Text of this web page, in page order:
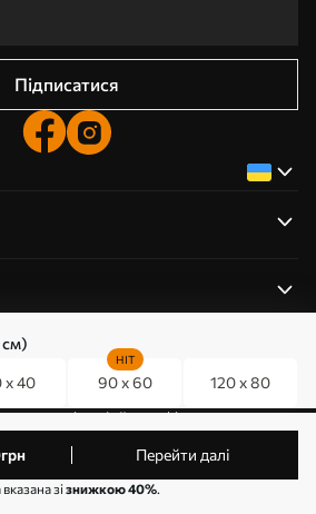
см)
x 40 90 x 60
HIT
120 x 80
грн Перейти далі
вказана зізнижкою 40%.
Підписатися
0800357223
дозволів на файли cookie
Усі права захищені. Власник: